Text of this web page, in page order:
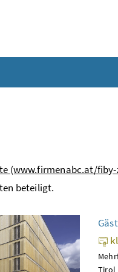
(www.firmenabc.at/
beteiligt.
Tirol